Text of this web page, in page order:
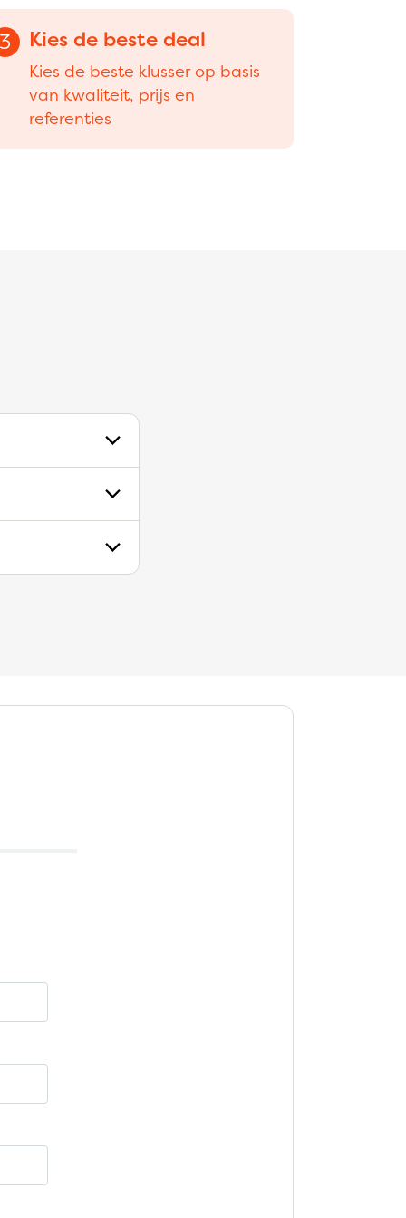
3 Kies de beste deal
Kies de beste klusser op basis
van kwaliteit, prijs en
referenties